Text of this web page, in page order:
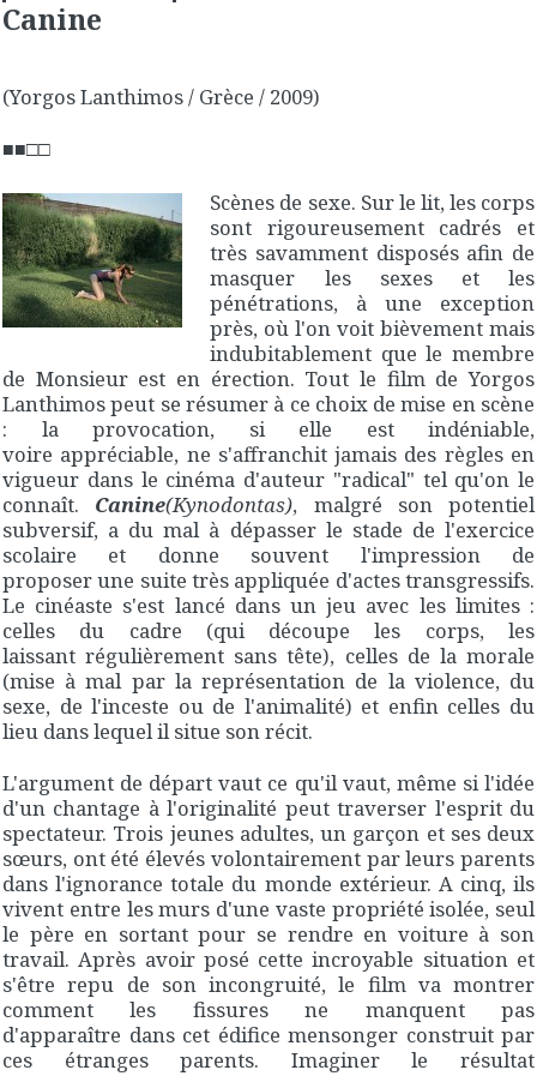
Canine
(Yorgos Lanthimos / Grèce / 2009)
■■□□
Scènes de sexe. Sur le lit, les corps
sont rigoureusement cadrés et
très savamment disposés afin de
masquer les sexes et les
pénétrations, à une exception
près, où l'on voit bièvement mais
indubitablement que le membre
de Monsieur est en érection. Tout le film de Yorgos
Lanthimos peut se résumer à ce choix de mise en scène
: la provocation, si elle est indéniable,
voire appréciable, ne s'affranchit jamais des règles en
vigueur dans le cinéma d'auteur "radical" tel qu'on le
connaît. Canine(Kynodontas), malgré son potentiel
subversif, a du mal à dépasser le stade de l'exercice
scolaire et donne souvent l'impression de
proposer une suite très appliquée d'actes transgressifs.
Le cinéaste s'est lancé dans un jeu avec les limites :
celles du cadre (qui découpe les corps, les
laissant régulièrement sans tête), celles de la morale
(mise à mal par la représentation de la violence, du
sexe, de l'inceste ou de l'animalité) et enfin celles du
lieu dans lequel il situe son récit.
L'argument de départ vaut ce qu'il vaut, même si l'idée
d'un chantage à l'originalité peut traverser l'esprit du
spectateur. Trois jeunes adultes, un garçon et ses deux
sœurs, ont été élevés volontairement par leurs parents
dans l'ignorance totale du monde extérieur. A cinq, ils
vivent entre les murs d'une vaste propriété isolée, seul
le père en sortant pour se rendre en voiture à son
travail. Après avoir posé cette incroyable situation et
s'être repu de son incongruité, le film va montrer
comment les fissures ne manquent pas
d'apparaître dans cet édifice mensonger construit par
ces étranges parents. Imaginer le résultat